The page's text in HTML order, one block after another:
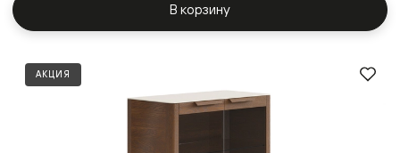
В корзину
АКЦИЯ